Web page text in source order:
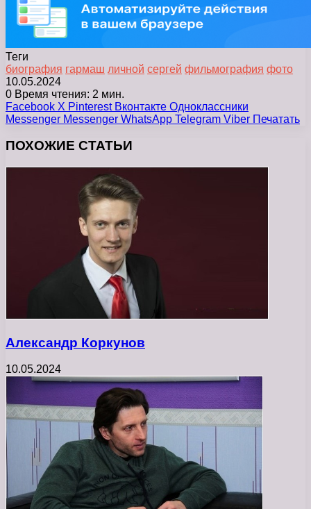
Теги
биография гармаш личной сергей фильмография фото
10.05.2024
0 Время чтения: 2 мин.
Facebook X Pinterest Вконтакте Одноклассники
Messenger Messenger WhatsApp Telegram Viber Печатать
ПОХОЖИЕ СТАТЬИ
Александр Коркунов
10.05.2024